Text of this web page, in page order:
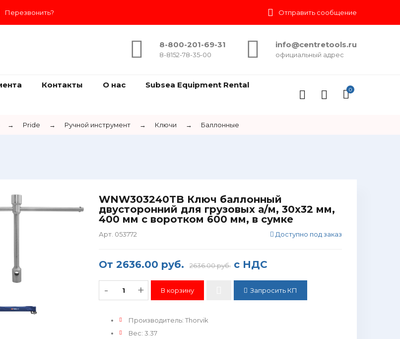
Перезвонить? Отправить сообщение
8-800-201-69-31
8-8152-78-35-00
info@centretools.ru
официальный адрес
Контакты О нас Subsea Equipment Rental
0
→ Pride → Ручной инструмент → Ключи → Баллонные
WNW303240TB Ключ баллонный
двусторонний для грузовых а/м, 30х32 мм,
400 мм с воротком 600 мм, в сумке
Арт. 053772 Доступно под заказ
От 2636.00 руб. 2636.00 руб. с НДС
- + Запросить КП
Производитель: Thorvik
Вес: 3.37